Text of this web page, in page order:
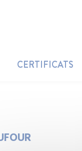
CERTIFICATS